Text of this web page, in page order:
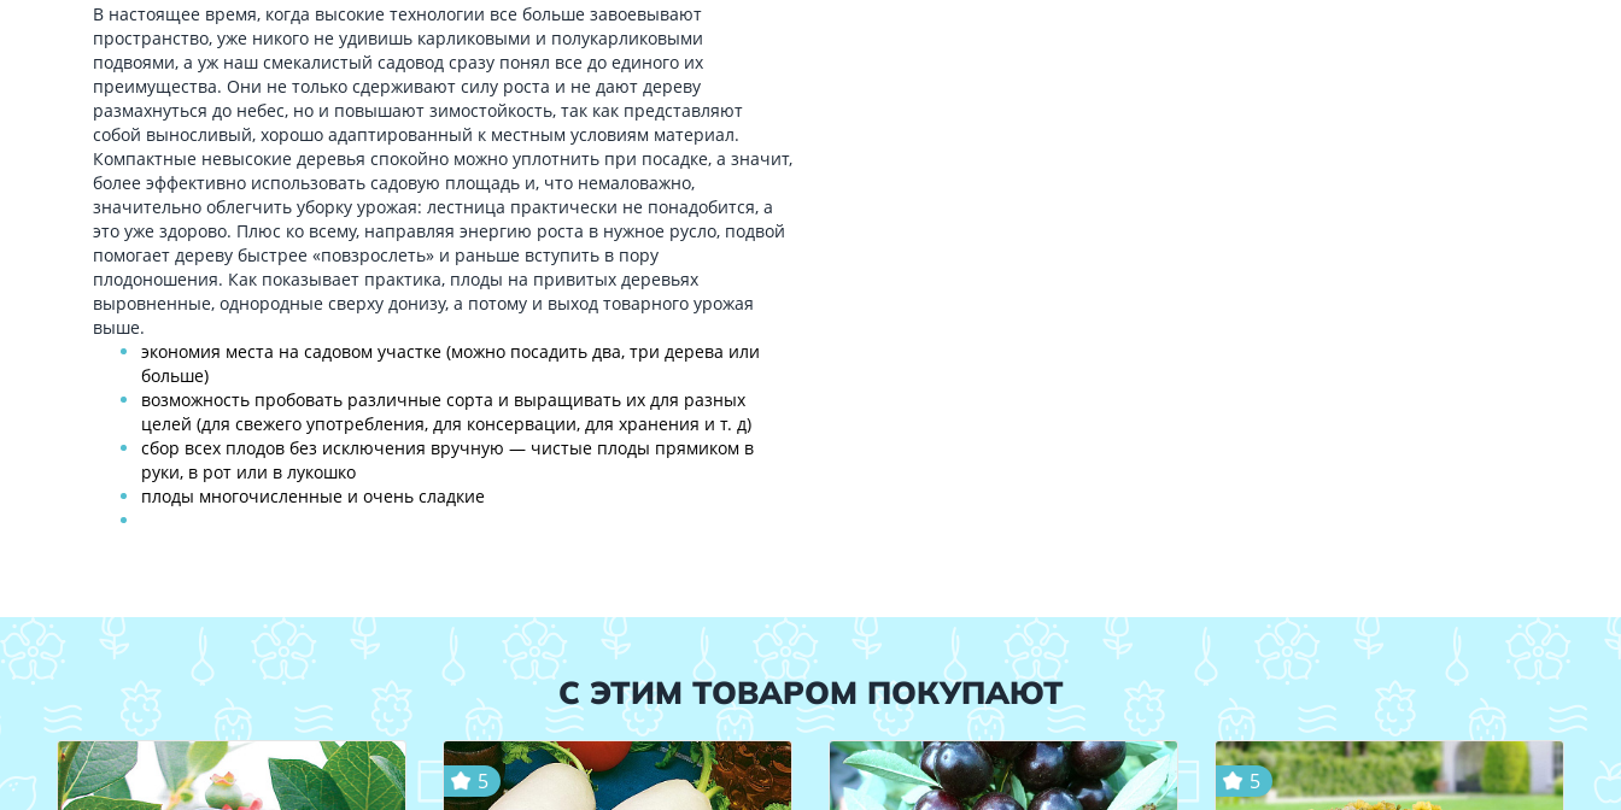
В настоящее время, когда высокие технологии все больше завоевывают
пространство, уже никого не удивишь карликовыми и полукарликовыми
подвоями, а уж наш смекалистый садовод сразу понял все до единого их
преимущества. Они не только сдерживают силу роста и не дают дереву
размахнуться до небес, но и повышают зимостойкость, так как представляют
собой выносливый, хорошо адаптированный к местным условиям материал.
Компактные невысокие деревья спокойно можно уплотнить при посадке, а значит,
более эффективно использовать садовую площадь и, что немаловажно,
значительно облегчить уборку урожая: лестница практически не понадобится, а
это уже здорово. Плюс ко всему, направляя энергию роста в нужное русло, подвой
помогает дереву быстрее «повзрослеть» и раньше вступить в пору
плодоношения. Как показывает практика, плоды на привитых деревьях
выровненные, однородные сверху донизу, а потому и выход товарного урожая
выше.
экономия места на садовом участке (можно посадить два, три дерева или
больше)
возможность пробовать различные сорта и выращивать их для разных
целей (для свежего употребления, для консервации, для хранения и т. д)
сбор всех плодов без исключения вручную — чистые плоды прямиком в
руки, в рот или в лукошко
плоды многочисленные и очень сладкие
С ЭТИМ ТОВАРОМ ПОКУПАЮТ
5 5